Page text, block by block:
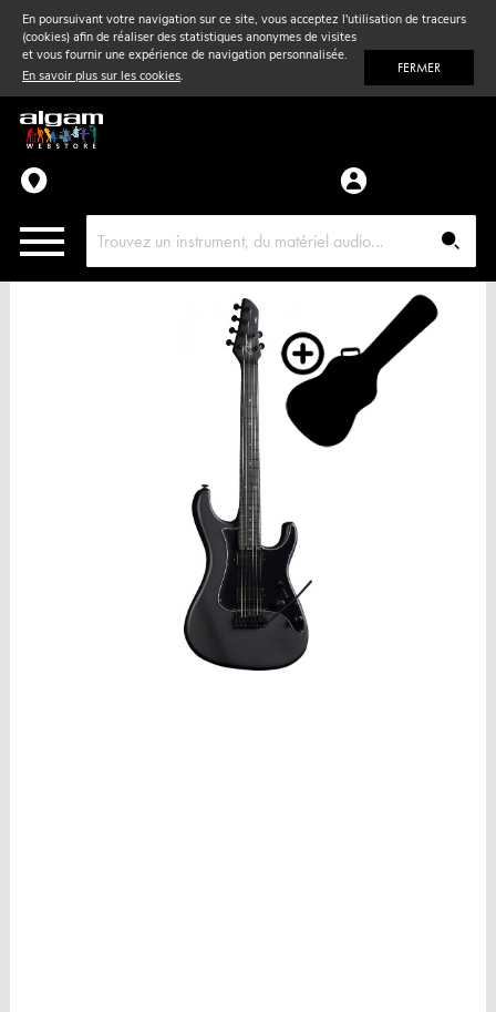
En poursuivant votre navigation sur ce site, vous acceptez l'utilisation de traceurs
(cookies) afin de réaliser des statistiques anonymes de visites
et vous fournir une expérience de navigation personnalisée.
En savoir plus sur les cookies. FERMER
Vent& Violon
Accessoires
Pièces détachées